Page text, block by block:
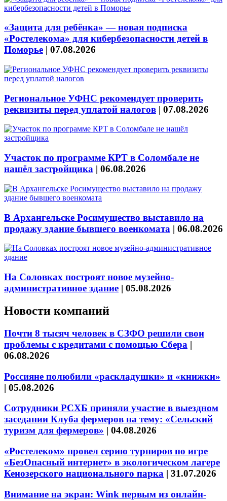
«Защита для ребёнка» — новая подписка
«Ростелекома» для кибербезопасности детей в
Поморье | 07.08.2026
Региональное УФНС рекомендует проверить
реквизиты перед уплатой налогов | 07.08.2026
Участок по программе КРТ в Соломбале не
нашёл застройщика | 06.08.2026
В Архангельске Росимущество выставило на
продажу здание бывшего военкомата | 06.08.2026
На Соловках построят новое музейно-
административное здание | 05.08.2026
Новости компаний
Почти 8 тысяч человек в СЗФО решили свои
проблемы с кредитами с помощью Сбера |
06.08.2026
Россияне полюбили «раскладушки» и «книжки»
| 05.08.2026
Сотрудники РСХБ приняли участие в выездном
заседании Клуба фермеров на тему: «Сельский
туризм для фермеров» | 04.08.2026
«Ростелеком» провел серию турниров по игре
«БезОпасный интернет» в экологическом лагере
Кенозерского национального парка | 31.07.2026
Внимание на экран: Wink первым из онлайн-